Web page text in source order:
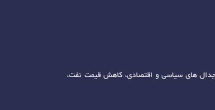
جدال های سیاسی و اقتصادی، کاهش قیمت نفت،